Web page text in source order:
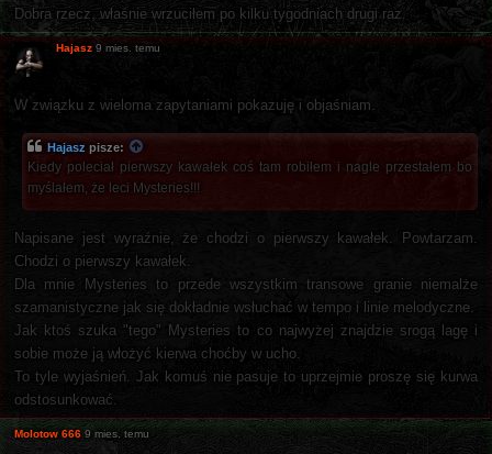
Dobra rzecz, właśnie wrzuciłem po kilku tygodniach drugi raz.
Hajasz 9 mies. temu
W związku z wieloma zapytaniami pokazuję i objaśniam.
Hajasz pisze:
Kiedy poleciał pierwszy kawałek coś tam robiłem i nagle przestałem bo
myślałem, że leci Mysteries!!!
Napisane jest wyraźnie, że chodzi o pierwszy kawałek. Powtarzam.
Chodzi o pierwszy kawałek.
Dla mnie Mysteries to przede wszystkim transowe granie niemalże
szamanistyczne jak się dokładnie wsłuchać w tempo i linie melodyczne.
Jak ktoś szuka "tego" Mysteries to co najwyżej znajdzie srogą lagę i
sobie może ją włożyć kierwa choćby w ucho.
To tyle wyjaśnień. Jak komuś nie pasuje to uprzejmie proszę się kurwa
odstosunkować.
Molotow 666 9 mies. temu